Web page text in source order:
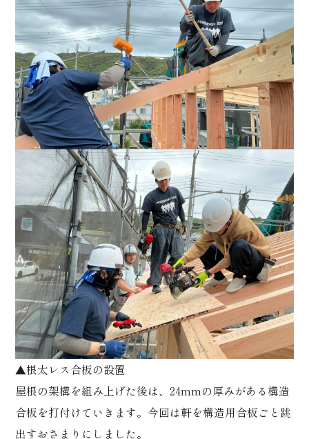
▲根太レス合板の設置
屋根の架構を組み上げた後は、24mmの厚みがある構造
合板を打付けていきます。今回は軒を構造用合板ごと跳
出すおさまりにしました。